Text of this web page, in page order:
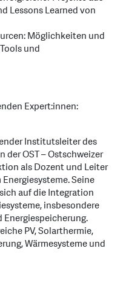
Lessons Learned von
Möglichkeiten und
und
Expert:innen:
Institutsleiter des
der OST – Ostschweizer
als Dozent und Leiter
Energiesysteme. Seine
auf die Integration
insbesondere
Energiespeicherung.
PV, Solarthermie,
Wärmesysteme und